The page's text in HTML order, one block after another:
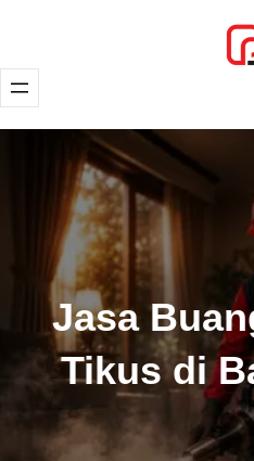
konten
Jasa
Tikus di